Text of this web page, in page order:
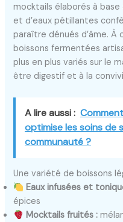
mocktails élaborés à base
et d’eaux pétillantes
paraître dénués d’âme. À
boissons fermentées
plus en plus variés sur le
être digestif et à la
A lire aussi :
optimise les soins de
communauté ?
Une variété de boissons
Eaux infusées et
épices
Mocktails fruités :